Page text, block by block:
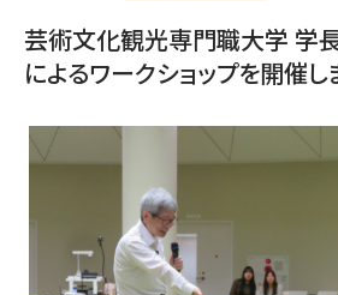
芸術文化観光専門職大学 学
によるワークショップを開催し